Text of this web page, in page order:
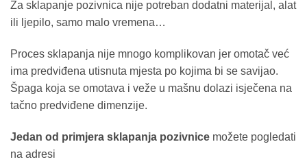
Za sklapanje pozivnica nije potreban dodatni materijal, alat
ili ljepilo, samo malo vremena…
Proces sklapanja nije mnogo komplikovan jer omotač već
ima predviđena utisnuta mjesta po kojima bi se savijao.
Špaga koja se omotava i veže u mašnu dolazi isječena na
tačno predviđene dimenzije.
Jedan od primjera sklapanja pozivnice možete pogledati
na adresi